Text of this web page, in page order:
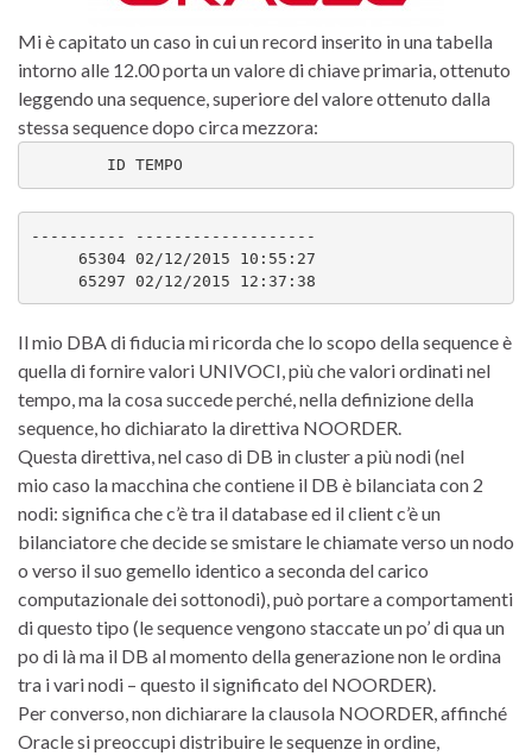
Mi è capitato un caso in cui un record inserito in una tabella
intorno alle 12.00 porta un valore di chiave primaria, ottenuto
leggendo una sequence, superiore del valore ottenuto dalla
stessa sequence dopo circa mezzora:
ID TEMPO
---------- -------------------
65304 02/12/2015 10:55:27
65297 02/12/2015 12:37:38
Il mio DBA di fiducia mi ricorda che lo scopo della sequence è
quella di fornire valori UNIVOCI, più che valori ordinati nel
tempo, ma la cosa succede perché, nella definizione della
sequence, ho dichiarato la direttiva NOORDER.
Questa direttiva, nel caso di DB in cluster a più nodi (nel
mio caso la macchina che contiene il DB è bilanciata con 2
nodi: significa che c’è tra il database ed il client c’è un
bilanciatore che decide se smistare le chiamate verso un nodo
o verso il suo gemello identico a seconda del carico
computazionale dei sottonodi), può portare a comportamenti
di questo tipo (le sequence vengono staccate un po’ di qua un
po di là ma il DB al momento della generazione non le ordina
tra i vari nodi – questo il significato del NOORDER).
Per converso, non dichiarare la clausola NOORDER, affinché
Oracle si preoccupi distribuire le sequenze in ordine,